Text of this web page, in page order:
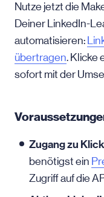
Nutze jetzt die
Deiner LinkedIn-
automatisieren:
übertragen. Klicke
sofort mit der
Zugang zu
benötigst ein
Zugriff auf die